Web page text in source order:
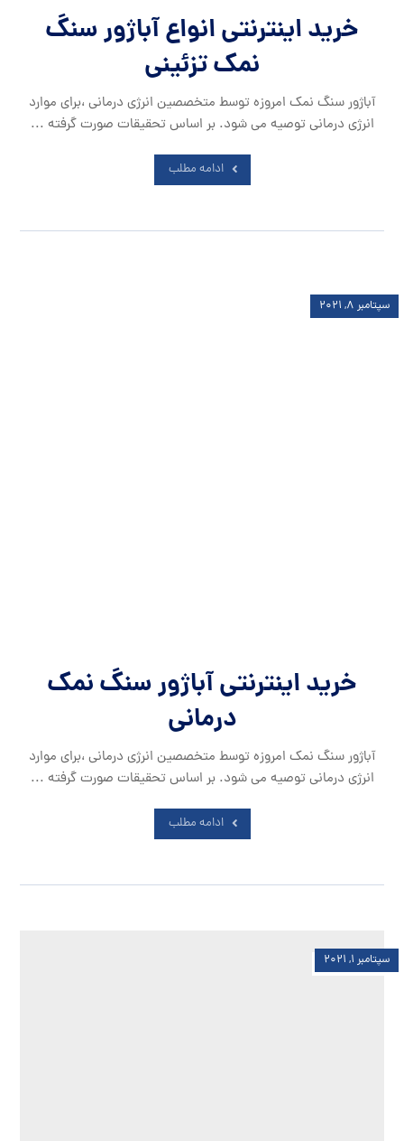
خرید اینترنتی انواع آباژور سنگ
نمک تزئینی
آباژور سنگ نمک امروزه توسط متخصصین انرژی درمانی ،برای موارد
انرژی درمانی توصیه می شود. بر اساس تحقیقات صورت گرفته ...
ادامه مطلب
خرید اینترنتی آباژور سنگ نمک
درمانی
سپتامبر ۸, ۲۰۲۱
آباژور سنگ نمک امروزه توسط متخصصین انرژی درمانی ،برای موارد
انرژی درمانی توصیه می شود. بر اساس تحقیقات صورت گرفته ...
ادامه مطلب
سپتامبر ۱, ۲۰۲۱